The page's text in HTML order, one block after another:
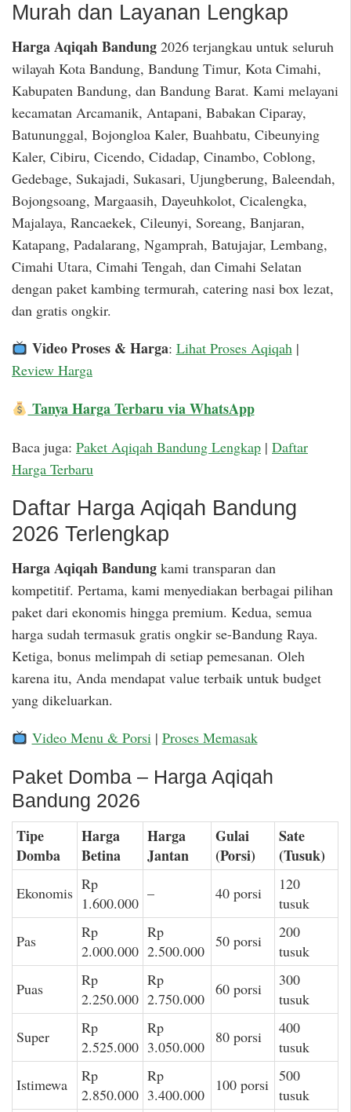
Murah dan Layanan Lengkap
Harga Aqiqah Bandung 2026 terjangkau untuk seluruh
wilayah Kota Bandung, Bandung Timur, Kota Cimahi,
Kabupaten Bandung, dan Bandung Barat. Kami melayani
kecamatan Arcamanik, Antapani, Babakan Ciparay,
Batununggal, Bojongloa Kaler, Buahbatu, Cibeunying
Kaler, Cibiru, Cicendo, Cidadap, Cinambo, Coblong,
Gedebage, Sukajadi, Sukasari, Ujungberung, Baleendah,
Bojongsoang, Margaasih, Dayeuhkolot, Cicalengka,
Majalaya, Rancaekek, Cileunyi, Soreang, Banjaran,
Katapang, Padalarang, Ngamprah, Batujajar, Lembang,
Cimahi Utara, Cimahi Tengah, dan Cimahi Selatan
dengan paket kambing termurah, catering nasi box lezat,
dan gratis ongkir.
Video Proses & Harga: Lihat Proses Aqiqah|
Review Harga
Tanya Harga Terbaru via WhatsApp
Baca juga: Paket Aqiqah Bandung Lengkap | Daftar
Harga Terbaru
Daftar Harga Aqiqah Bandung
2026 Terlengkap
Harga Aqiqah Bandung kami transparan dan
kompetitif. Pertama, kami menyediakan berbagai pilihan
paket dari ekonomis hingga premium. Kedua, semua
harga sudah termasuk gratis ongkir se-Bandung Raya.
Ketiga, bonus melimpah di setiap pemesanan. Oleh
karena itu, Anda mendapat value terbaik untuk budget
yang dikeluarkan.
Video Menu & Porsi| Proses Memasak
Paket Domba – Harga Aqiqah
Bandung 2026
Tipe
Domba
Harga
Betina
Harga
Jantan
Gulai
(Porsi)
Sate
(Tusuk)
Ekonomis Rp
1.600.000
– 40 porsi
120
tusuk
Pas
Rp
2.000.000
Rp
2.500.000
50 porsi
200
tusuk
Puas
Rp
2.250.000
Rp
2.750.000
60 porsi
300
tusuk
Super
Rp
2.525.000
Rp
3.050.000
80 porsi
400
tusuk
Istimewa
Rp
2.850.000
Rp
3.400.000
100 porsi 500
tusuk